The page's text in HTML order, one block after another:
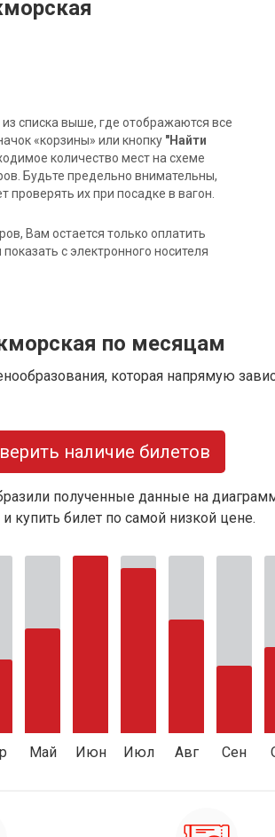
списка выше, где отображаются все
«корзины» или кнопку "Найти
количество мест на схеме
Будьте предельно внимательны,
проверять их при посадке в вагон.
Вам остается только оплатить
с электронного носителя
по месяцам
которая напрямую
наличие билетов
полученные данные на
купить билет по самой низкой цене.
Май Июн Июл Авг Сен